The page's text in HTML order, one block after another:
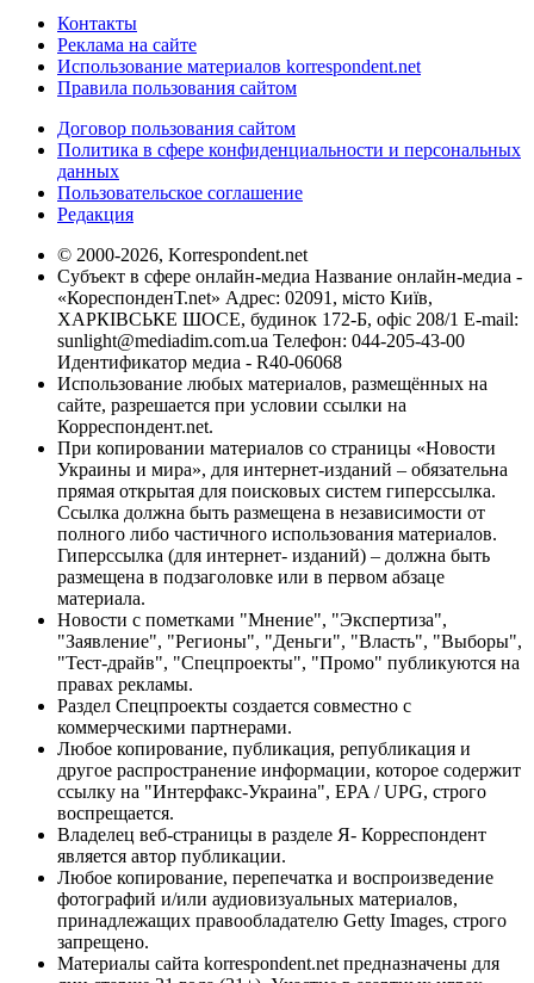
Контакты
Реклама на сайте
Использование материалов korrespondent.net
Правила пользования сайтом
Договор пользования сайтом
Политика в сфере конфиденциальности и персональных
данных
Пользовательское соглашение
Редакция
© 2000-2026, Korrespondent.net
Субъект в сфере онлайн-медиа Название онлайн-медиа -
«КореспонденТ.net» Адрес: 02091, місто Київ,
ХАРКІВСЬКЕ ШОСЕ, будинок 172-Б, офіс 208/1 E-mail:
sunlight@mediadim.com.ua Телефон: 044-205-43-00
Идентификатор медиа - R40-06068
Использование любых материалов, размещённых на
сайте, разрешается при условии ссылки на
Корреспондент.net.
При копировании материалов со страницы «Новости
Украины и мира», для интернет-изданий – обязательна
прямая открытая для поисковых систем гиперссылка.
Ссылка должна быть размещена в независимости от
полного либо частичного использования материалов.
Гиперссылка (для интернет- изданий) – должна быть
размещена в подзаголовке или в первом абзаце
материала.
Новости с пометками "Мнение", "Экспертиза",
"Заявление", "Регионы", "Деньги", "Власть", "Выборы",
"Тест-драйв", "Спецпроекты", "Промо" публикуются на
правах рекламы.
Раздел Спецпроекты создается совместно с
коммерческими партнерами.
Любое копирование, публикация, републикация и
другое распространение информации, которое содержит
ссылку на "Интерфакс-Украина", EPA / UPG, строго
воспрещается.
Владелец веб-страницы в разделе Я- Корреспондент
является автор публикации.
Любое копирование, перепечатка и воспроизведение
фотографий и/или аудиовизуальных материалов,
принадлежащих правообладателю Getty Images, строго
запрещено.
Материалы сайта korrespondent.net предназначены для